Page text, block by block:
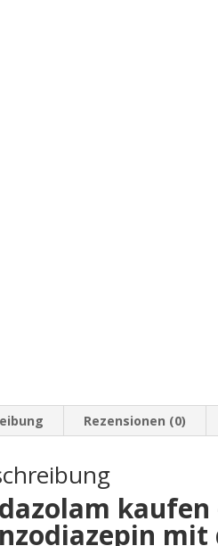
Rezensionen (0)
kaufen